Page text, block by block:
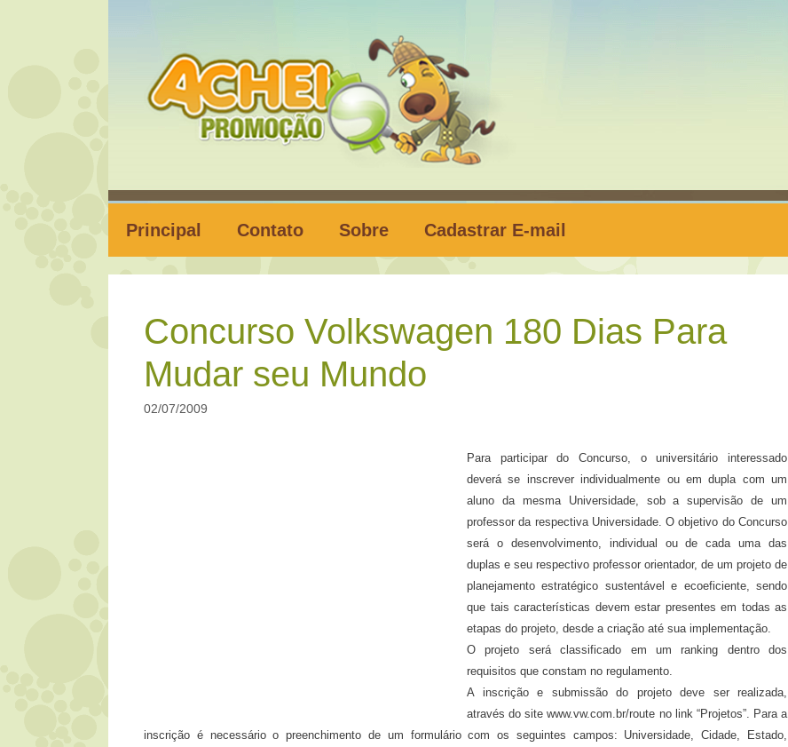
Principal Contato Sobre Cadastrar E-mail
Concurso Volkswagen 180 Dias Para
Mudar seu Mundo
02/07/2009
Para participar do Concurso, o universitário interessado
deverá se inscrever individualmente ou em dupla com um
aluno da mesma Universidade, sob a supervisão de um
professor da respectiva Universidade. O objetivo do Concurso
será o desenvolvimento, individual ou de cada uma das
duplas e seu respectivo professor orientador, de um projeto de
planejamento estratégico sustentável e ecoeficiente, sendo
que tais características devem estar presentes em todas as
etapas do projeto, desde a criação até sua implementação.
O projeto será classificado em um ranking dentro dos
requisitos que constam no regulamento.
A inscrição e submissão do projeto
deve ser realizada,
através do site www.vw.com.br/route no link “Projetos”. Para a
inscrição é necessário o preenchimento de um formulário com os seguintes campos: Universidade, Cidade, Estado,